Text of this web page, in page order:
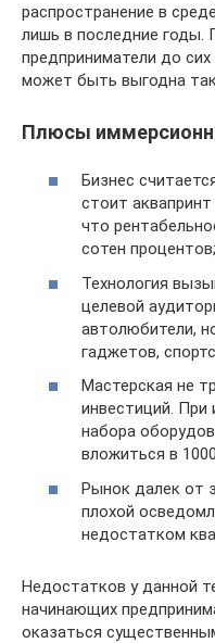
распространение в
лишь в последние годы.
предприниматели до
может быть выгодна
Плюсы
Бизнес
стоит
что
сотен процентов;
Технология
целевой
автолюбители,
гаджетов,
Мастерская не
инвестиций. При
набора
вложиться в
Рынок далек от
плохой
недостатком
Недостатков у данной
начинающих
оказаться